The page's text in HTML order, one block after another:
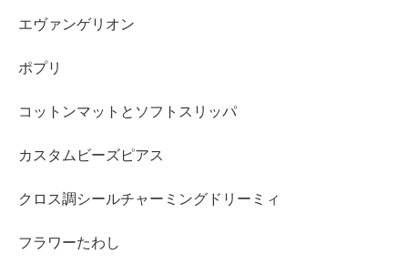
エヴァンゲリオン
ポプリ
コットンマットとソフトスリッパ
カスタムビーズピアス
クロス調シールチャーミングドリーミィ
フラワーたわし